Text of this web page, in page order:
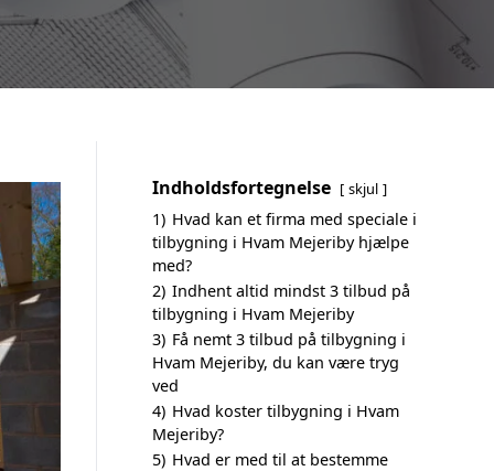
Indholdsfortegnelse skjul
1) Hvad kan et firma med speciale i
tilbygning i Hvam Mejeriby hjælpe
med?
2) Indhent altid mindst 3 tilbud på
tilbygning i Hvam Mejeriby
3) Få nemt 3 tilbud på tilbygning i
Hvam Mejeriby, du kan være tryg
ved
4) Hvad koster tilbygning i Hvam
Mejeriby?
5) Hvad er med til at bestemme